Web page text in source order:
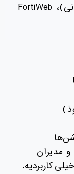
فروشگاه اینترنتی یا پرتال سازمانی)، FortiWeb
کاربردیه.